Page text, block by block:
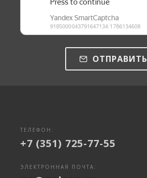
ОТПРАВИТЬ
ТЕЛЕФОН:
+7 (351) 725-77-55
ЭЛЕКТРОННАЯ ПОЧТА: